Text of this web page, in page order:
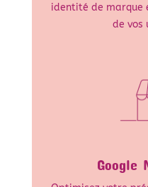
identité de marque
de vos
Google